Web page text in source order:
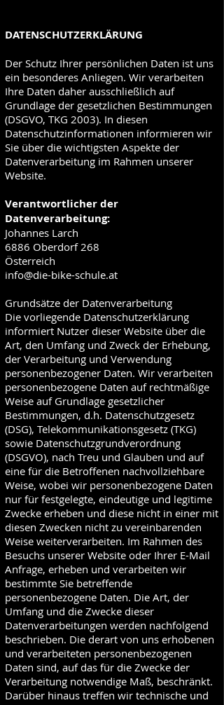
DATENSCHUTZERKLÄRUNG
Der Schutz Ihrer persönlichen Daten ist uns
ein besonderes Anliegen. Wir verarbeiten
Ihre Daten daher ausschließlich auf
Grundlage der gesetzlichen Bestimmungen
(DSGVO, TKG 2003). In diesen
Datenschutzinformationen informieren wir
Sie über die wichtigsten Aspekte der
Datenverarbeitung im Rahmen unserer
Website.
Verantwortlicher der
Datenverarbeitung:
Johannes Larch
6886 Oberdorf 268
Österreich
info@die-bike-schule.at
Grundsätze der Datenverarbeitung
Die vorliegende Datenschutzerklärung
informiert Nutzer dieser Website über die
Art, den Umfang und Zweck der Erhebung,
der Verarbeitung und Verwendung
personenbezogener Daten. Wir verarbeiten
personenbezogene Daten auf rechtmäßige
Weise auf Grundlage gesetzlicher
Bestimmungen, d.h. Datenschutzgesetz
(DSG), Telekommunikationsgesetz (TKG)
sowie Datenschutzgrundverordnung
(DSGVO), nach Treu und Glauben und auf
eine für die Betroffenen nachvollziehbare
Weise, wobei wir personenbezogene Daten
nur für festgelegte, eindeutige und legitime
Zwecke erheben und diese nicht in einer mit
diesen Zwecken nicht zu vereinbarenden
Weise weiterverarbeiten. Im Rahmen des
Besuchs unserer Website oder Ihrer E-Mail
Anfrage, erheben und verarbeiten wir
bestimmte Sie betreffende
personenbezogene Daten. Die Art, der
Umfang und die Zwecke dieser
Datenverarbeitungen werden nachfolgend
beschrieben. Die derart von uns erhobenen
und verarbeiteten personenbezogenen
Daten sind, auf das für die Zwecke der
Verarbeitung notwendige Maß, beschränkt.
Darüber hinaus treffen wir technische und